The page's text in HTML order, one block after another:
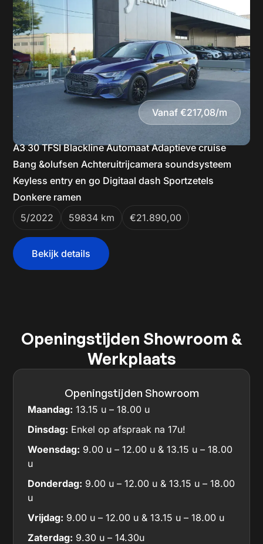
Vanaf €217,08/m
A3 30 TFSI Blackline Automaat Adaptieve cruise
Bang &olufsen Achteruitrijcamera soundsysteem
Keyless entry en go Digitaal dash Sportzetels
Donkere ramen
5/2022
59834 km €21.890,00
Bekijk details
Openingstijden Showroom &
Werkplaats
Openingstijden Showroom
Maandag: 13.15 u – 18.00 u
Dinsdag: Enkel op afspraak na 17u!
Woensdag: 9.00 u – 12.00 u & 13.15 u – 18.00
u
Donderdag: 9.00 u – 12.00 u & 13.15 u – 18.00
u
Vrijdag: 9.00 u – 12.00 u & 13.15 u – 18.00 u
Zaterdag: 9.30 u – 14.30u